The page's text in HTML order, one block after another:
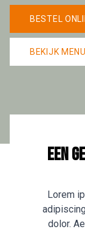
BESTEL
BEKIJK
Een
Lorem
dolor.